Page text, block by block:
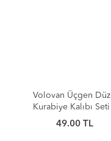
Volovan Üçgen Düz
Kurabiye Kalıbı Seti
49.00 TL